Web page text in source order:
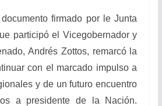
firmado por le Junta
participó el Vicegobernador y
Andrés Zottos, remarcó la
con el marcado impulso a
y de un futuro encuentro
a presidente de la Nación.